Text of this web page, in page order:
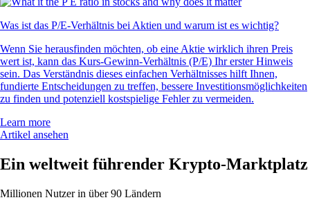
Was ist das P/E-Verhältnis bei Aktien und warum ist es wichtig?
Wenn Sie herausfinden möchten, ob eine Aktie wirklich ihren Preis
wert ist, kann das Kurs-Gewinn-Verhältnis (P/E) Ihr erster Hinweis
sein. Das Verständnis dieses einfachen Verhältnisses hilft Ihnen,
fundierte Entscheidungen zu treffen, bessere Investitionsmöglichkeiten
zu finden und potenziell kostspielige Fehler zu vermeiden.
Learn more
Artikel ansehen
Ein weltweit führender Krypto-Marktplatz
Millionen Nutzer in über 90 Ländern